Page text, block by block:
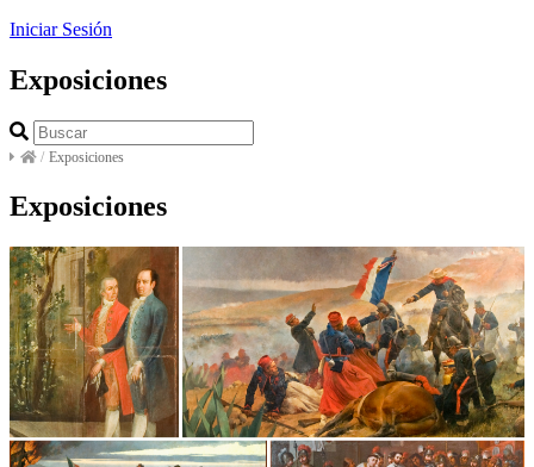
Iniciar Sesión
Exposiciones
/ Exposiciones
Exposiciones